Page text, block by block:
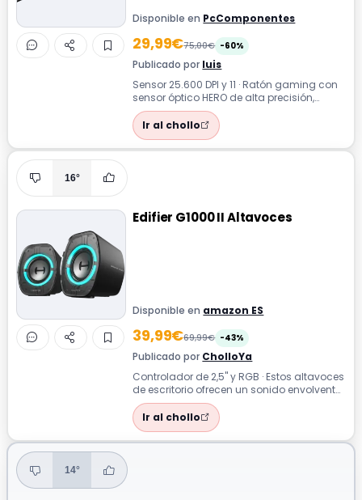
Disponible en PcComponentes
29,99€75,00€ -60%
Publicado por luis
Sensor 25.600 DPI y 11 · Ratón gaming con
sensor óptico HERO de alta precisión,
diseñado para ofrecer control y respu...
Ir al chollo
16°
Edifier G1000 II Altavoces
Disponible en amazon ES
39,99€69,99€ -43%
Publicado por CholloYa
Controlador de 2,5" y RGB · Estos altavoces
de escritorio ofrecen un sonido envolvente
con controlador de rango compl...
Ir al chollo
14°